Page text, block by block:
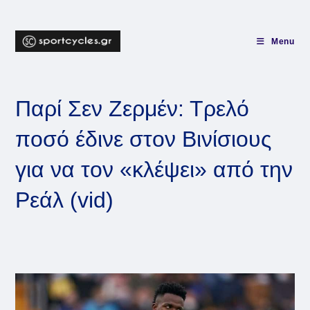
content
Menu
Παρί Σεν Ζερμέν: Τρελό
ποσό έδινε στον Βινίσιους
για να τον «κλέψει» από την
Ρεάλ (vid)